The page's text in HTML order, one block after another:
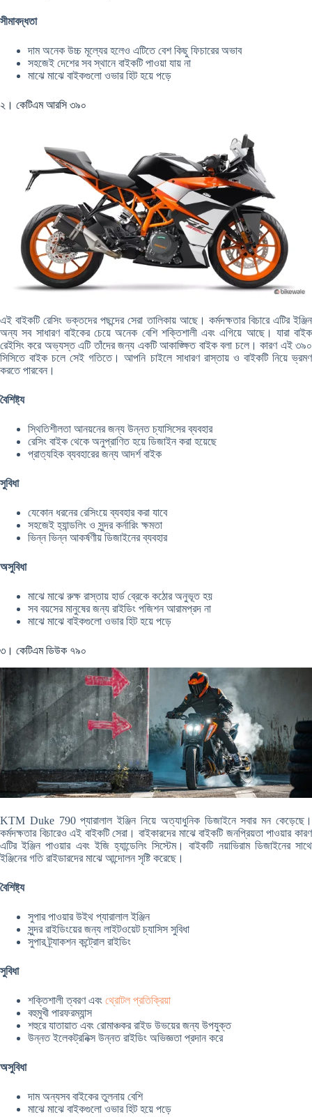
সীমাবদ্ধতা
দাম অনেক উচ্চ মূল্যের হলেও এটিতে বেশ কিছু ফিচারের অভাব
সহজেই দেশের সব স্থানে বাইকটি পাওয়া যায় না
মাঝে মাঝে বাইকগুলো ওভার হিট হয়ে পড়ে
২। কেটিএম আরসি ৩৯০
এই বাইকটি রেসিং ভক্তদের পছন্দের সেরা তালিকায় আছে। কর্মদক্ষতার বিচারে এটির ইঞ্জিন
অন্য সব সাধারণ বাইকের চেয়ে অনেক বেশি শক্তিশালী এবং এগিয়ে আছে। যারা বাইক
রেইসিং করে অভ্যস্ত এটি তাঁদের জন্য একটি আকাঙ্ক্ষিত বাইক বলা চলে। কারণ এই ৩৯০
সিসিতে বাইক চলে সেই গতিতে। আপনি চাইলে সাধারণ রাস্তায় ও বাইকটি নিয়ে ভ্রমণ
করতে পারবেন।
বৈশিষ্ট্য
স্থিতিশীলতা আনয়নের জন্য উন্নত চ্যাসিসের ব্যবহার
রেসিং বাইক থেকে অনুপ্রাণিত হয়ে ডিজাইন করা হয়েছে
প্রাত্যহিক ব্যবহারের জন্য আদর্শ বাইক
সুবিধা
যেকোন ধরনের রেসিংয়ে ব্যবহার করা যাবে
সহজেই হ্যান্ডলিং ও সুন্দর কর্নারিং ক্ষমতা
ভিন্ন ভিন্ন আকর্ষণীয় ডিজাইনের ব্যবহার
অসুবিধা
মাঝে মাঝে রুক্ষ রাস্তায় হার্ড ব্রেকে কঠোর অনুভূত হয়
সব বয়সের মানুষের জন্য রাইডিং পজিশন আরামপ্রদ না
মাঝে মাঝে বাইকগুলো ওভার হিট হয়ে পড়ে
৩। কেটিএম ডিউক ৭৯০
KTM Duke 790 প্যারালাল ইঞ্জিন নিয়ে অত্যাধুনিক ডিজাইনে সবার মন কেড়েছে।
কর্মদক্ষতার বিচারেও এই বাইকটি সেরা। বাইকারদের মাঝে বাইকটি জনপ্রিয়তা পাওয়ার কারণ
এটির ইঞ্জিন পাওয়ার এবং ইজি হ্যান্ডেলিং সিস্টেম। বাইকটি নয়াভিরাম ডিজাইনের সাথে
ইঞ্জিনের গতি রাইডারদের মাঝে আন্দোলন সৃষ্টি করেছে।
বৈশিষ্ট্য
সুপার পাওয়ার উইথ প্যারালাল ইঞ্জিন
সুন্দর রাইডিংয়ের জন্য লাইটওয়েট চ্যাসিস সুবিধা
সুপার ট্র্যাকশন কন্ট্রোল রাইডিং
সুবিধা
শক্তিশালী ত্বরণ এবং থ্রোটল প্রতিক্রিয়া
বহুমুখী পারফরম্যান্স
শহুরে যাতায়াত এবং রোমাঞ্চকর রাইড উভয়ের জন্য উপযুক্ত
উন্নত ইলেকট্রনিক্স উন্নত রাইডিং অভিজ্ঞতা প্রদান করে
অসুবিধা
দাম অন্যসব বাইকের তুলনায় বেশি
মাঝে মাঝে বাইকগুলো ওভার হিট হয়ে পড়ে